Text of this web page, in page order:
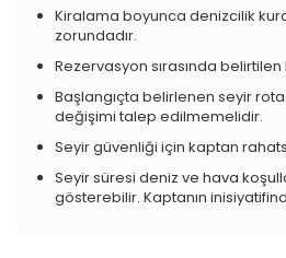
Kiralama boyunca denizcilik
zorundadır.
Rezervasyon sırasında belirtilen
Başlangıçta belirlenen seyir
değişimi talep edilmemelidir.
Seyir güvenliği için kaptan
Seyir süresi deniz ve hava
gösterebilir. Kaptanın